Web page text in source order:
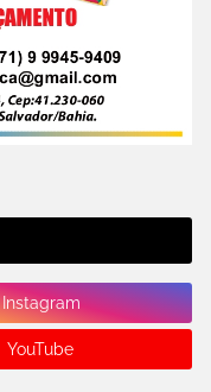
Instagram
YouTube